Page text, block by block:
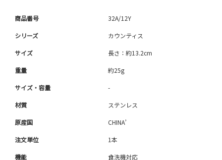
商品番号 32A/12Y
シリーズ カウンティス
サイズ 長さ：約13.2cm
重量 約25g
サイズ・容量 -
材質 ステンレス
原産国 CHINA’
注文単位 1本
機能 食洗機対応